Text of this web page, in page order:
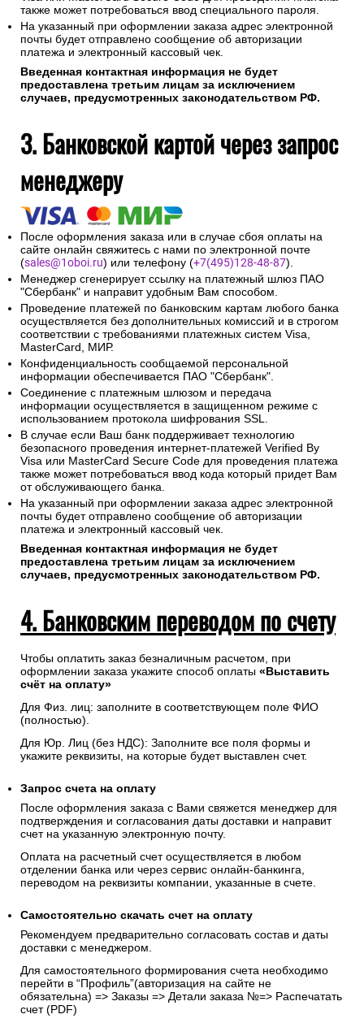
также может потребоваться ввод специального пароля.
На указанный при оформлении заказа адрес электронной
почты будет отправлено сообщение об авторизации
платежа и электронный кассовый чек.
Введенная контактная информация не будет
предоставлена третьим лицам за исключением
случаев, предусмотренных законодательством РФ.
3. Банковской картой через запрос
менеджеру
После оформления заказа или в случае сбоя оплаты на
сайте онлайн свяжитесь с нами по электронной почте
(sales@1oboi.ru) или телефону (+7(495)128-48-87).
Менеджер сгенерирует ссылку на платежный шлюз ПАО
"Сбербанк" и направит удобным Вам способом.
Проведение платежей по банковским картам любого банка
осуществляется без дополнительных комиссий и в строгом
соответствии с требованиями платежных систем Visa,
MasterCard, МИР.
Конфиденциальность сообщаемой персональной
информации обеспечивается ПАО "Сбербанк".
Соединение с платежным шлюзом и передача
информации осуществляется в защищенном режиме с
использованием протокола шифрования SSL.
В случае если Ваш банк поддерживает технологию
безопасного проведения интернет-платежей Verified By
Visa или MasterCard Secure Code для проведения платежа
также может потребоваться ввод кода который придет Вам
от обслуживающего банка.
На указанный при оформлении заказа адрес электронной
почты будет отправлено сообщение об авторизации
платежа и электронный кассовый чек.
Введенная контактная информация не будет
предоставлена третьим лицам за исключением
случаев, предусмотренных законодательством РФ.
4. Банковским переводом по счету
Чтобы оплатить заказ безналичным расчетом, при
оформлении заказа укажите способ оплаты «Выставить
счёт на оплату»
Для Физ. лиц: заполните в соответствующем поле ФИО
(полностью).
Для Юр. Лиц (без НДС): Заполните все поля формы и
укажите реквизиты, на которые будет выставлен счет.
Запрос счета на оплату
После оформления заказа с Вами свяжется менеджер для
подтверждения и согласования даты доставки и направит
счет на указанную электронную почту.
Оплата на расчетный счет осуществляется в любом
отделении банка или через сервис онлайн-банкинга,
переводом на реквизиты компании, указанные в счете.
Самостоятельно скачать счет на оплату
Рекомендуем предварительно согласовать состав и даты
доставки с менеджером.
Для самостоятельного формирования счета необходимо
перейти в “Профиль”(авторизация на сайте не
обязательна) => Заказы => Детали заказа №=> Распечатать
счет (PDF)